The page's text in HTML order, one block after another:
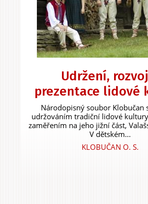
Udržení,
prezentace lidové
Národopisný soubor Klobučan
udržováním tradiční lidové kultury
zaměřením na jeho jižní část,
V dětském...
KLOBUČAN O. S.